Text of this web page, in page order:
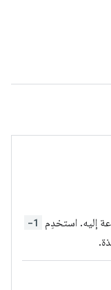
إليه. استخدِم -1